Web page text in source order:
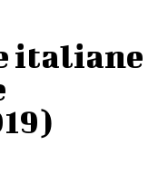
italiane